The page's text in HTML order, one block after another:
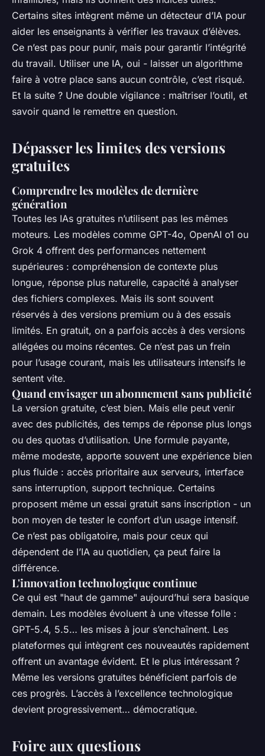
Certains sites intègrent même un détecteur d’IA pour
aider les enseignants à vérifier les travaux d’élèves.
Ce n’est pas pour punir, mais pour garantir l’intégrité
du travail. Utiliser une IA, oui - laisser un algorithme
faire à votre place sans aucun contrôle, c’est risqué.
Et la suite ? Une double vigilance : maîtriser l’outil, et
savoir quand le remettre en question.
Dépasser les limites des versions
gratuites
Comprendre les modèles de dernière
génération
Toutes les IAs gratuites n’utilisent pas les mêmes
moteurs. Les modèles comme GPT-4o, OpenAI o1 ou
Grok 4 offrent des performances nettement
supérieures : compréhension de contexte plus
longue, réponse plus naturelle, capacité à analyser
des fichiers complexes. Mais ils sont souvent
réservés à des versions premium ou à des essais
limités. En gratuit, on a parfois accès à des versions
allégées ou moins récentes. Ce n’est pas un frein
pour l’usage courant, mais les utilisateurs intensifs le
sentent vite.
Quand envisager un abonnement sans publicité
La version gratuite, c’est bien. Mais elle peut venir
avec des publicités, des temps de réponse plus longs
ou des quotas d’utilisation. Une formule payante,
même modeste, apporte souvent une expérience bien
plus fluide : accès prioritaire aux serveurs, interface
sans interruption, support technique. Certains
proposent même un essai gratuit sans inscription - un
bon moyen de tester le confort d’un usage intensif.
Ce n’est pas obligatoire, mais pour ceux qui
dépendent de l’IA au quotidien, ça peut faire la
différence.
L'innovation technologique continue
Ce qui est "haut de gamme" aujourd’hui sera basique
demain. Les modèles évoluent à une vitesse folle :
GPT-5.4, 5.5… les mises à jour s’enchaînent. Les
plateformes qui intègrent ces nouveautés rapidement
offrent un avantage évident. Et le plus intéressant ?
Même les versions gratuites bénéficient parfois de
ces progrès. L’accès à l’excellence technologique
devient progressivement… démocratique.
Foire aux questions